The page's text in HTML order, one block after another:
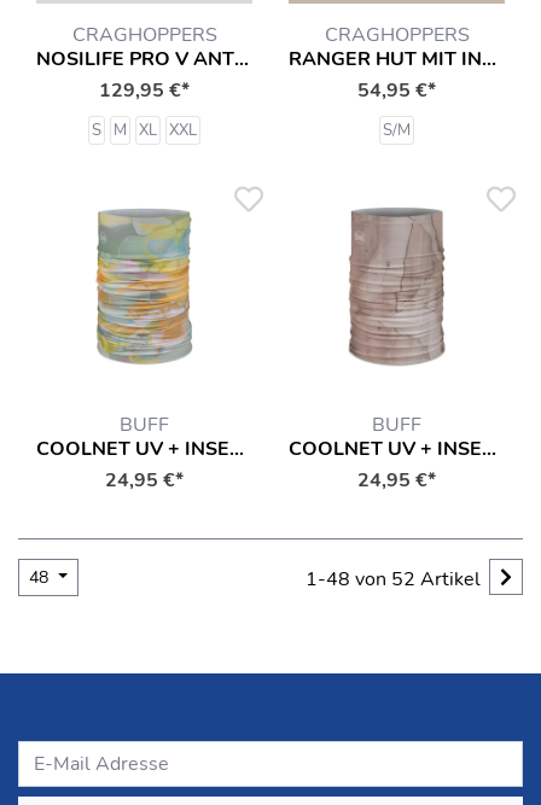
CRAGHOPPERS
NOSILIFE PRO V ANTI-INSEKT HEMD
129,95 €*
S M XL XXL
CRAGHOPPERS
RANGER HUT MIT INSEKTENSCHUTZ
54,95 €*
S/M
BUFF
COOLNET UV + INSECT SHIELD SCHAL
24,95 €*
BUFF
COOLNET UV + INSECT SHIELD SCHAL
24,95 €*
48 1-48 von 52 Artikel